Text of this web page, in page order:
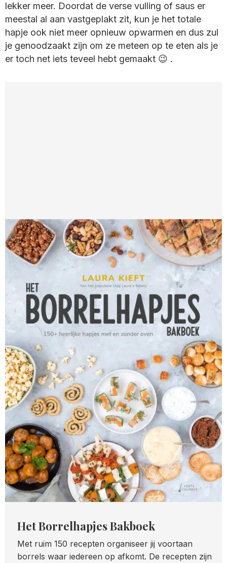
lekker meer. Doordat de verse vulling of saus er
meestal al aan vastgeplakt zit, kun je het totale
hapje ook niet meer opnieuw opwarmen en dus zul
je genoodzaakt zijn om ze meteen op te eten als je
er toch net iets teveel hebt gemaakt 😉 .
Het Borrelhapjes Bakboek
Met ruim 150 recepten organiseer jij voortaan
borrels waar iedereen op afkomt. De recepten zijn